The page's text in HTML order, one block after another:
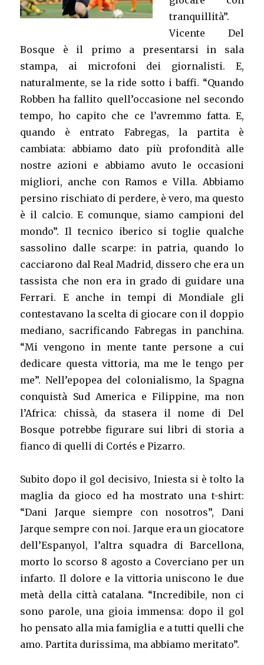
tranquillità”.
Vicente Del
Bosque è il primo a presentarsi in sala
stampa, ai microfoni dei giornalisti. E,
naturalmente, se la ride sotto i baffi. “Quando
Robben ha fallito quell’occasione nel secondo
tempo, ho capito che ce l’avremmo fatta. E,
quando è entrato Fabregas, la partita è
cambiata: abbiamo dato più profondità alle
nostre azioni e abbiamo avuto le occasioni
migliori, anche con Ramos e Villa. Abbiamo
persino rischiato di perdere, è vero, ma questo
è il calcio. E comunque, siamo campioni del
mondo”. Il tecnico iberico si toglie qualche
sassolino dalle scarpe: in patria, quando lo
cacciarono dal Real Madrid, dissero che era un
tassista che non era in grado di guidare una
Ferrari. E anche in tempi di Mondiale gli
contestavano la scelta di giocare con il doppio
mediano, sacrificando Fabregas in panchina.
“Mi vengono in mente tante persone a cui
dedicare questa vittoria, ma me le tengo per
me”. Nell’epopea del colonialismo, la Spagna
conquistà Sud America e Filippine, ma non
l’Africa: chissà, da stasera il nome di Del
Bosque potrebbe figurare sui libri di storia a
fianco di quelli di Cortés e Pizarro.
Subito dopo il gol decisivo, Iniesta si è tolto la
maglia da gioco ed ha mostrato una t-shirt:
“Dani Jarque siempre con nosotros”, Dani
Jarque sempre con noi. Jarque era un giocatore
dell’Espanyol, l’altra squadra di Barcellona,
morto lo scorso 8 agosto a Coverciano per un
infarto. Il dolore e la vittoria uniscono le due
metà della città catalana. “Incredibile, non ci
sono parole, una gioia immensa: dopo il gol
ho pensato alla mia famiglia e a tutti quelli che
amo. Partita durissima, ma abbiamo meritato”.